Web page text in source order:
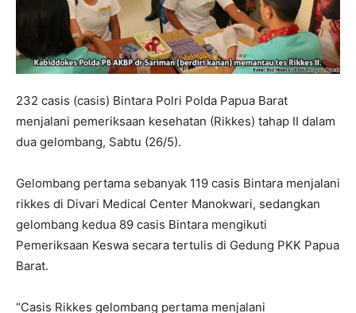
232 casis (casis) Bintara Polri Polda Papua Barat
menjalani pemeriksaan kesehatan (Rikkes) tahap II dalam
dua gelombang, Sabtu (26/5).
Gelombang pertama sebanyak 119 casis Bintara menjalani
rikkes di Divari Medical Center Manokwari, sedangkan
gelombang kedua 89 casis Bintara mengikuti
Pemeriksaan Keswa secara tertulis di Gedung PKK Papua
Barat.
“Casis Rikkes gelombang pertama menjalani